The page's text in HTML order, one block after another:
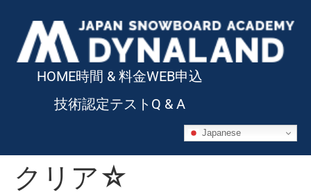
HOME時間 & 料金WEB申込
技術認定テスト Q & A
Japanese
クリア☆